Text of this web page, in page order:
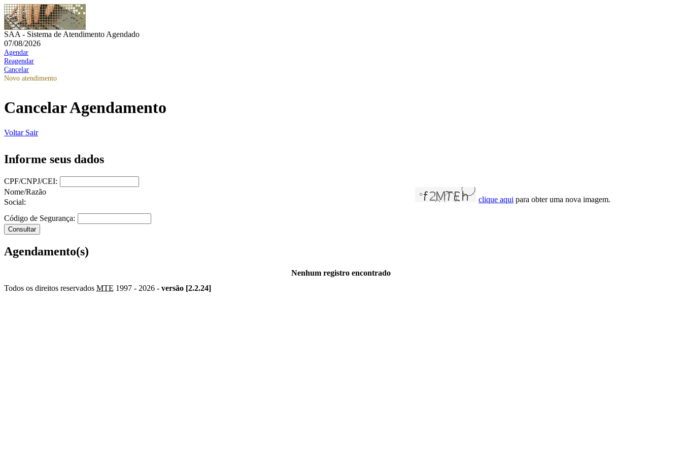
SAA - Sistema de Atendimento Agendado
07/08/2026
Agendar
Reagendar
Cancelar
Novo atendimento
Cancelar Agendamento
Voltar Sair
Informe seus dados
CPF/CNPJ/CEI:
Nome/Razão
Social:
clique aqui para obter uma nova imagem.
Código de Segurança:
Agendamento(s)
Nenhum registro encontrado
Todos os direitos reservados MTE 1997 - 2026 - versão [2.2.24]